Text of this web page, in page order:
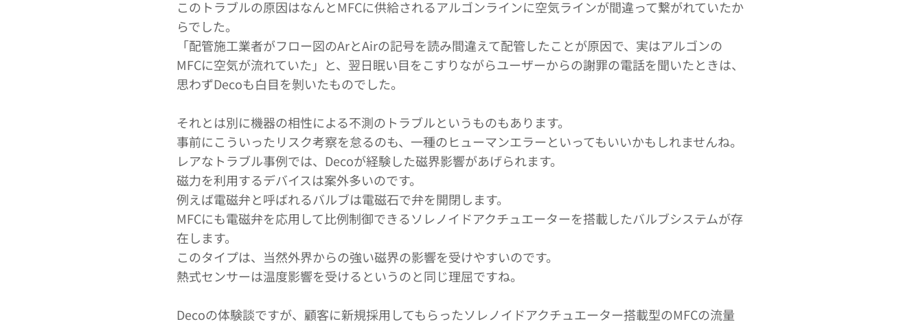
このトラブルの原因はなんとMFCに供給されるアルゴンラインに空気ラインが間違って繋がれていたか
らでした。
「配管施工業者がフロー図のArとAirの記号を読み間違えて配管したことが原因で、実はアルゴンの
MFCに空気が流れていた」と、翌日眠い目をこすりながらユーザーからの謝罪の電話を聞いたときは、
思わずDecoも白目を剝いたものでした。
それとは別に機器の相性による不測のトラブルというものもあります。
事前にこういったリスク考察を怠るのも、一種のヒューマンエラーといってもいいかもしれませんね。
レアなトラブル事例では、Decoが経験した磁界影響があげられます。
磁力を利用するデバイスは案外多いのです。
例えば電磁弁と呼ばれるバルブは電磁石で弁を開閉します。
MFCにも電磁弁を応用して比例制御できるソレノイドアクチュエーターを搭載したバルブシステムが存
在します。
このタイプは、当然外界からの強い磁界の影響を受けやすいのです。
熱式センサーは温度影響を受けるというのと同じ理屈ですね。
Decoの体験談ですが、顧客に新規採用してもらったソレノイドアクチュエーター搭載型のMFCの流量